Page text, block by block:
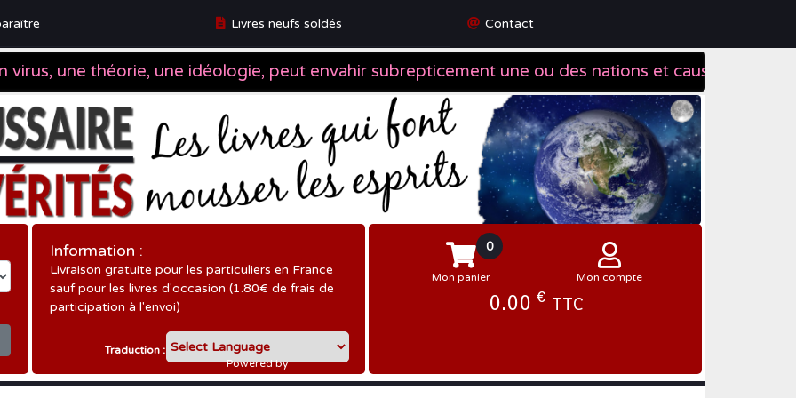
Livres neufs soldés Contact
Information :
Livraison gratuite pour les particuliers en France
sauf pour les livres d'occasion (1.80€ de frais de
participation à l'envoi)
Traduction :
Powered by
Translate
Mon compte
0
Mon panier
0.00 € TTC